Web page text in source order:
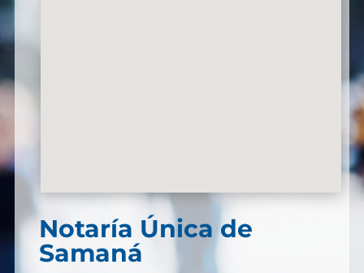
Notaría Única de
Samaná